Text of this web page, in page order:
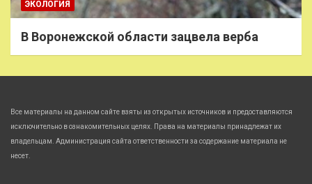
ЭКОЛОГИЯ
В Воронежской области зацвела верба
Все материалы на данном сайте взяты из открытых источников и предоставляются
исключительно в ознакомительных целях. Права на материалы принадлежат их
владельцам. Администрация сайта ответственности за содержание материала не
несет.